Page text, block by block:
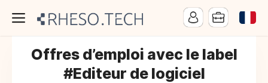
Offres d’emploi avec le label
#Editeur de logiciel